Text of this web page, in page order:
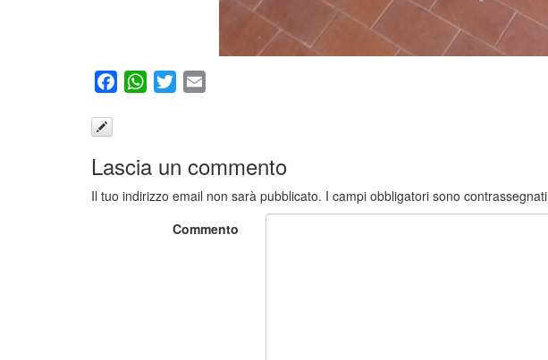
FacebookWhatsApp
Twitter
Lascia un commento
Il tuo indirizzo email non sarà pubblicato. I campi obbligatori sono contrassegnati
Commento